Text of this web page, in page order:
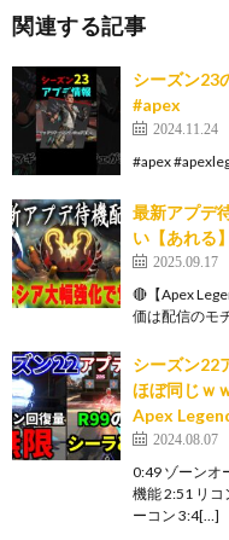
関連する記事
シーズン
#apex
2024.11.24
#apex
最新アプデ
い【あれる
2025.09.17
🔴【Apex
価は配信のモ
シーズン22
ほぼ同じｗ
Apex
2024.08.07
0:49 ゾーンオ
機能 2:51 リ
ーコン 3:4[…]